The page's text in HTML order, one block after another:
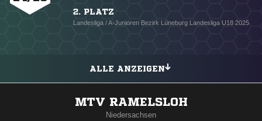
2. PLATZ
Landesliga / A-Junioren Bezirk Lüneburg Landesliga U18 2025
ALLE ANZEIGEN
MTV RAMELSLOH
Niedersachsen